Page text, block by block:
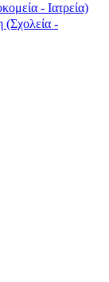
- Ιατρεία)
(Σχολεία -